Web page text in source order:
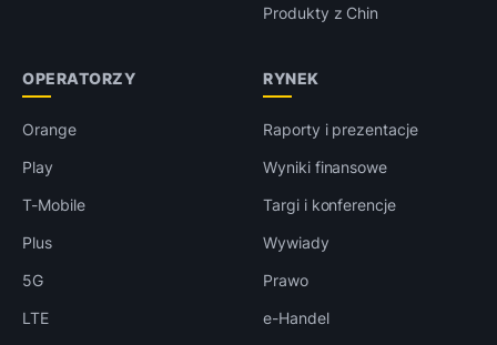
Produkty z Chin
OPERATORZY
Orange
Play
T-Mobile
Plus
5G
LTE
RYNEK
Raporty i prezentacje
Wyniki finansowe
Targi i konferencje
Wywiady
Prawo
e-Handel